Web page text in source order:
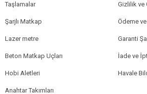
Taşlamalar
Şarjlı Matkap
Lazer metre
Beton Matkap Uçları
Hobi Aletleri
Anahtar Takımları
Gizlilik ve
Ödeme
Garanti
İade ve
Havale